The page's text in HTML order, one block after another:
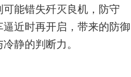
能错失歼灭良机，防守
近时再开启，带来的防御
静的判断力。